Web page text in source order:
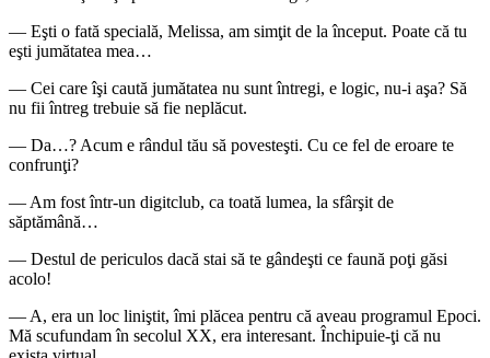
― Eşti o fată specială, Melissa, am simţit de la început. Poate că tu
eşti jumătatea mea…
― Cei care îşi caută jumătatea nu sunt întregi, e logic, nu-i aşa? Să
nu fii întreg trebuie să fie neplăcut.
― Da…? Acum e rândul tău să povesteşti. Cu ce fel de eroare te
confrunţi?
― Am fost într-un digitclub, ca toată lumea, la sfârşit de
săptămână…
― Destul de periculos dacă stai să te gândeşti ce faună poţi găsi
acolo!
― A, era un loc liniştit, îmi plăcea pentru că aveau programul Epoci.
Mă scufundam în secolul XX, era interesant. Închipuie-ţi că nu